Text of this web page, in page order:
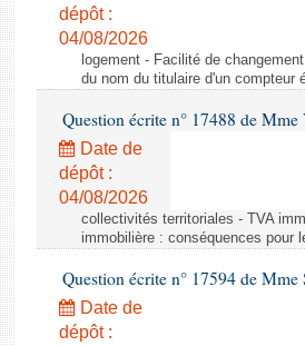
Questions écrites et orales
Comptes rendus des débats
dépôt :
04/08/2026
logement - Facilité de
du nom du titulaire d'un compteur
Question écrite n° 17488 de
Date de
dépôt :
04/08/2026
collectivités territoriales - TVA
immobilière : conséquences pour
Question écrite n° 17594 de
Date de
dépôt :